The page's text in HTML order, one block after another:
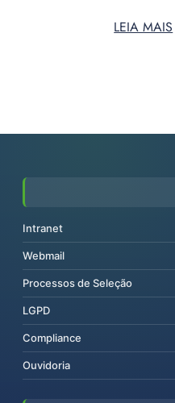
LEIA MAIS
Intranet
Webmail
Processos de Seleção
LGPD
Compliance
Ouvidoria